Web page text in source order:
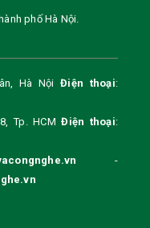
phố Hà Nội.
Hà NộiĐiện thoại:
Tp. HCMĐiện thoại:
-